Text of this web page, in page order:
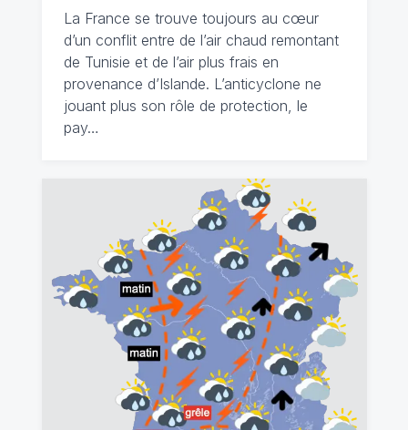
La France se trouve toujours au cœur
d’un conflit entre de l’air chaud remontant
de Tunisie et de l’air plus frais en
provenance d’Islande. L’anticyclone ne
jouant plus son rôle de protection, le
pay…